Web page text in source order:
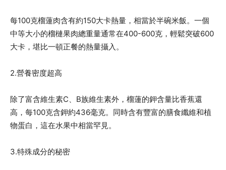
每100克榴蓮肉含有約150大卡熱量，相當於半碗米飯。一個
中等大小的榴槤果肉總重量通常在400-600克，輕鬆突破600
大卡，堪比一頓正餐的熱量攝入。
2.營養密度超高
除了富含維生素C、B族維生素外，榴蓮的鉀含量比香蕉還
高，每100克含鉀約436毫克。同時含有豐富的膳食纖維和植
物蛋白，這在水果中相當罕見。
3.特殊成分的秘密